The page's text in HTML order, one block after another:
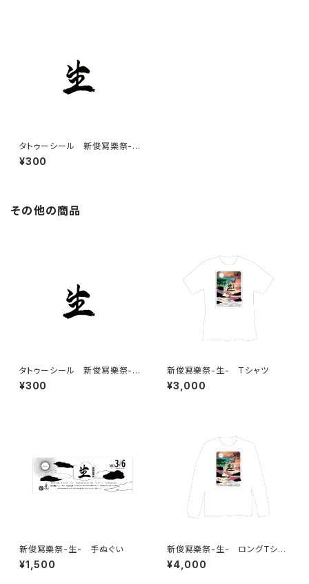
タトゥーシール 新俊冩樂祭-
生-
¥300
その他の商品
タトゥーシール 新俊冩樂祭-
生-
¥300
新俊冩樂祭-生- Tシャツ
¥3,000
新俊冩樂祭-生- 手ぬぐい
¥1,500
新俊冩樂祭-生- ロングTシャ
ツ
¥4,000